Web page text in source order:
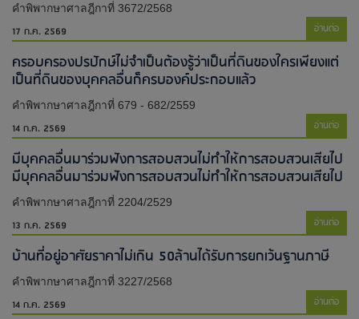
คำพิพากษาศาลฎีกาที่ 3672/2568
17 ก.ค. 2569 อ่านต่อ
ครอบครองปรปักษ์ไม่จำเป็นต้องรู้ว่าเป็นที่ดินของใครเพียงแต่
เป็นที่ดินของบุคคลอื่นก็ครบองค์ประกอบแล้ว
คำพิพากษาศาลฎีกาที่ 679 - 682/2559
14 ก.ค. 2569 อ่านต่อ
มีบุคคลอื่นมาร่วมฟังการสอบสวนไม่ทำให้การสอบสวนเสียไป​
มีบุคคลอื่นมาร่วมฟังการสอบสวนไม่ทำให้การสอบสวนเสียไป​
คำพิพากษาศาลฎีกาที่ 2204/2529
13 ก.ค. 2569 อ่านต่อ
บ้านที่อยู่อาศัยราคาไม่เกิน 50ล้านได้รับการยกเว้นฐานภาษี
คำพิพากษาศาลฎีกาที่ 3227/2568
14 ก.ค. 2569 อ่านต่อ